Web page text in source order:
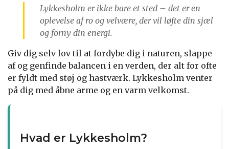
Lykkesholm er ikke bare et sted – det er en
oplevelse af ro og velvære, der vil løfte din sjæl
og forny din energi.
Giv dig selv lov til at fordybe dig i naturen, slappe
af og genfinde balancen i en verden, der alt for ofte
er fyldt med støj og hastværk. Lykkesholm venter
på dig med åbne arme og en varm velkomst.
Hvad er Lykkesholm?